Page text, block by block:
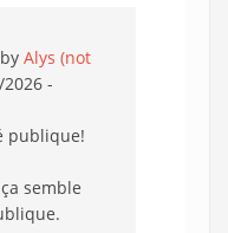
Alys (not
-
publique!
semble